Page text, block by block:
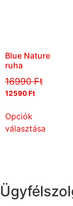
Blue Nature
ruha
16990Ft
12590Ft
Opciók
választása